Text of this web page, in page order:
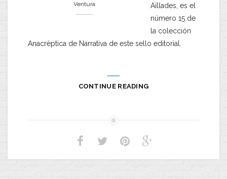
Ventura
Aïllades, es el
número 15 de
la colección
Anacrèptica de Narrativa de este sello editorial.
CONTINUE READING